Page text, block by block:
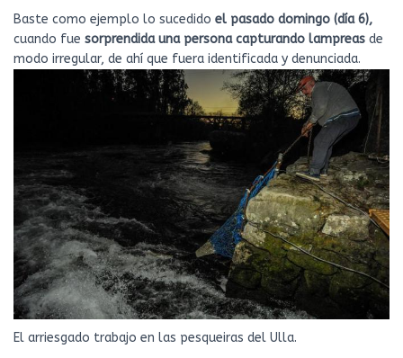
Baste como ejemplo lo sucedido el pasado domingo (día 6),
cuando fue sorprendida una persona capturando lampreas de
modo irregular, de ahí que fuera identificada y denunciada.
El arriesgado trabajo en las pesqueiras del Ulla.